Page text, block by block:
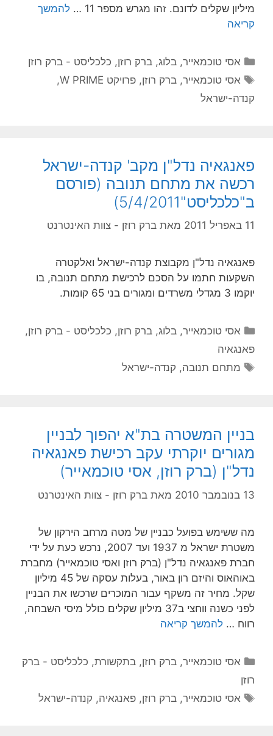
מיליון שקלים לדונם. זהו מגרש מספר 11 …
להמשך
קריאה
קטגוריות
אסי טוכמאייר,בלוג,ברק רוזן, כלכליסט - ברק רוזן
תגיות
אסי טוכמאייר,ברק רוזן,פרויקט W PRIME
,
קנדה-ישראל
פאנגאיה נדל"ן מקב' קנדה-ישראל
רכשה את מתחם תנובה (פורסם
ב"כלכליסט"5/4/2011)
11 באפריל 2011 מאת ברק רוזן - צוות האינטרנט
פאנגאיה נדל"ן מקבוצת קנדה-ישראל ואלקטרה
השקעות חתמו על הסכם לרכישת מתחם תנובה, בו
יוקמו 3 מגדלי משרדים ומגורים בני 65 קומות.
קטגוריות
אסי טוכמאייר,בלוג,ברק רוזן, כלכליסט - ברק רוזן,
פאנגאיה
תגיות
מתחם תנובה, קנדה-ישראל
בניין המשטרה בת"א יהפוך לבניין
מגורים יוקרתי עקב רכישת פאנגאיה
נדל"ן (ברק רוזן, אסי טוכמאייר)
13 בנובמבר 2010 מאת ברק רוזן - צוות האינטרנט
מה ששימש בפועל כבניין של מטה מרחב הירקון של
משטרת ישראל מ 1937 ועד 2007, נרכש כעת על ידי
חברת פאנגאיה נדל"ן (ברק רוזן ואסי טוכמאייר) מחברת
באוהאוס והיזם רון באור, בעלות עסקה של 45 מיליון
שקל. מחיר זה משקף עבור המוכרים שרכשו את הבניין
לפני כשנה ווחצי ב37 מיליון שקלים כולל מיסי השבחה,
רווח … להמשך קריאה
קטגוריות
אסי טוכמאייר,ברק רוזן,בתקשורת, כלכליסט - ברק
רוזן
תגיות
אסי טוכמאייר,ברק רוזן,פאנגאיה, קנדה-ישראל